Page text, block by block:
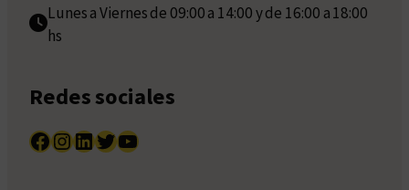
Lunes a Viernes de 09:00 a 14:00 y de 16:00 a 18:00
hs
Redes sociales
Facebook InstagramLinkedIn Twitter YouTube